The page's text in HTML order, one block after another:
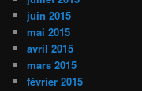
juin 2015
mai 2015
avril 2015
mars 2015
février 2015